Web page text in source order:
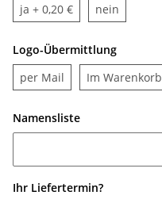
ja ja
+ 0,20 € nein
Logo-Übermittlung
per Mail per Mail
Im Warenkorb
Namensliste
Ihr Liefertermin?